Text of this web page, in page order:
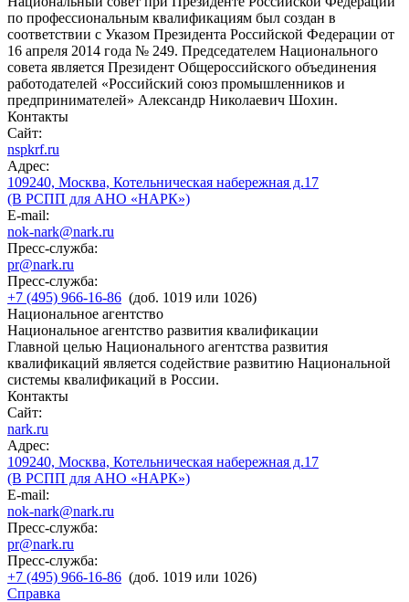
по профессиональным квалификациям был создан в
соответствии с Указом Президента Российской Федерации от
16 апреля 2014 года № 249. Председателем Национального
совета является Президент Общероссийского объединения
работодателей «Российский союз промышленников и
предпринимателей» Александр Николаевич Шохин.
Контакты
Сайт:
nspkrf.ru
Адрес:
109240, Москва, Котельническая набережная д.17
(В РСПП для АНО «НАРК»)
E-mail:
nok-nark@nark.ru
Пресс-служба:
pr@nark.ru
Пресс-служба:
+7 (495) 966-16-86 (доб. 1019 или 1026)
Национальное агентство
Национальное агентство развития квалификации
Главной целью Национального агентства развития
квалификаций является содействие развитию Национальной
системы квалификаций в России.
Контакты
Сайт:
nark.ru
Адрес:
109240, Москва, Котельническая набережная д.17
(В РСПП для АНО «НАРК»)
E-mail:
nok-nark@nark.ru
Пресс-служба:
pr@nark.ru
Пресс-служба:
+7 (495) 966-16-86 (доб. 1019 или 1026)
Справка